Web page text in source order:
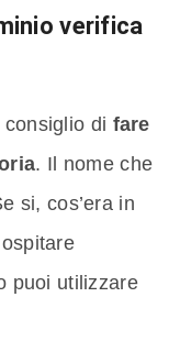
verifica
di fare
. Il nome che
si, cos’era in
puoi utilizzare